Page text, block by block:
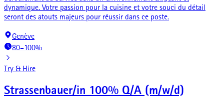
dynamique. Votre passion pour la cuisine et votre souci du détail
seront des atouts majeurs pour réussir dans ce poste.
Genève
80–100%
Try & Hire
Strassenbauer/in 100% Q/A (m/w/d)